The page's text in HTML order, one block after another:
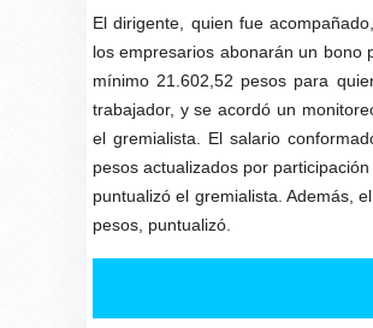
El dirigente, quien fue
los empresarios abonarán un bono
mínimo 21.602,52 pesos para
trabajador, y se acordó un
el gremialista. El salario
pesos actualizados por
puntualizó el gremialista. Además,
pesos, puntualizó.